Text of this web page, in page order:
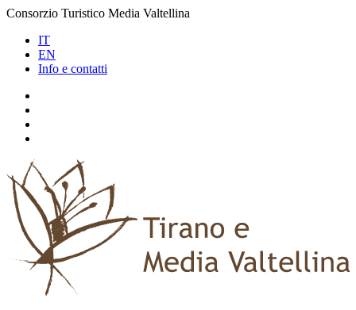
Consorzio Turistico Media Valtellina
IT
EN
Info e contatti